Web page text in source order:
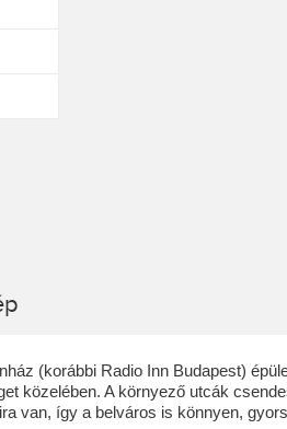
(korábbi Radio Inn Budapest)
közelében. A környező utcák
van, így a belváros is könnyen,